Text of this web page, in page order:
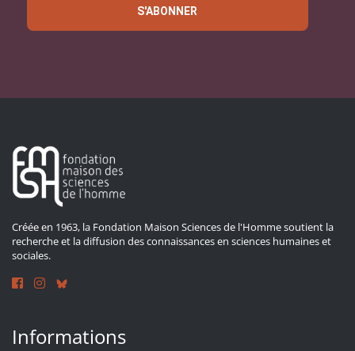
S'ABONNER
Créée en 1963, la Fondation Maison Sciences de l'Homme soutient la
recherche et la diffusion des connaissances en sciences humaines et
sociales.
Informations